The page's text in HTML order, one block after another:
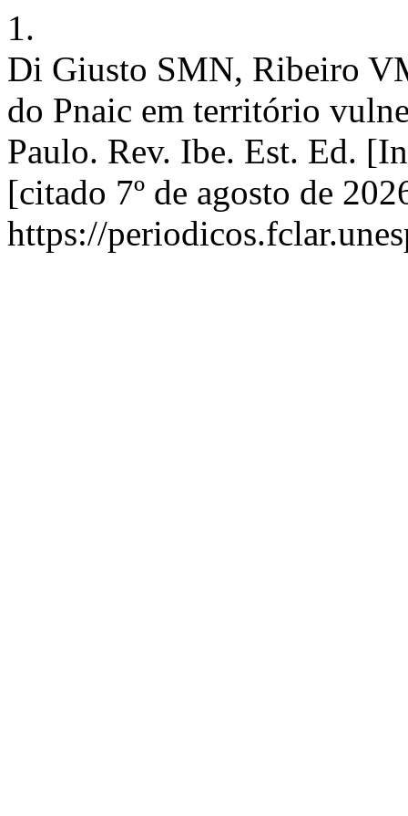
1.
Di Giusto SMN, Ribeiro
do Pnaic em território
Paulo. Rev. Ibe. Est. Ed.
[citado 7º de agosto de
https://